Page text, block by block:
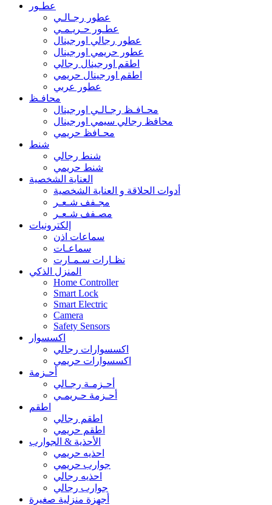
عطـور
عطور رجـالـي
عطـور حـريـمـي
عطور رجالي اورجينال
عطور حريمي اورجينال
اطقم اورجينال رجالي
اطقم اورجينال حريمي
عطور عربي
محافـظ
محـافـظ رجـالـي اورجينال
محافظ رجالي سيمي اورجينال
محـافظ حريمي
شنط
شنط رجالي
شنط حريمي
العناية الشخصية
أدوات الحلاقة و العناية الشخصية
مجـفف شـعـر
مصـفف شـعـر
إلكترونيات
سماعات اذن
سماعـات
نظـارات سـمـارت
المنزل الذكي
Home Controller
Smart Lock
Smart Electric
Camera
Safety Sensors
اكسسوار
اكسسوارات رجالي
اكسسوارات حريمي
أحـزمة
أحـزمـة رجـالي
أحـزمة حـريمـي
اطقم
اطقم رجالي
اطقم حريمي
الأحذية & الجوارب
احذيه حريمي
جوارب حريمي
احذيه رجالي
جوارب رجالي
أجهزة منزلية صغيرة